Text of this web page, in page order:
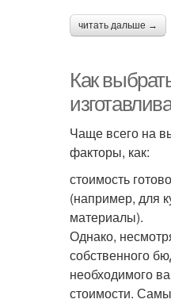
читать дальше →
Как
Чаще всего на
факторы, как:
стоимость
(например, для
материалы).
Однако,
собственного
необходимого
стоимости.